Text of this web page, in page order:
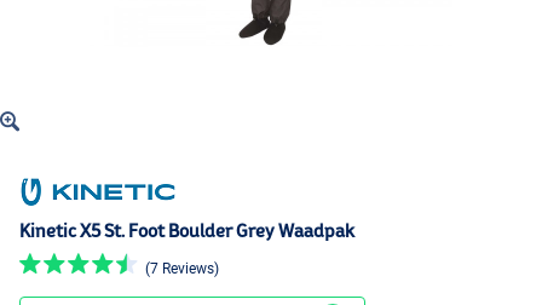
Kinetic X5 St. Foot Boulder Grey Waadpak
(7 Reviews)